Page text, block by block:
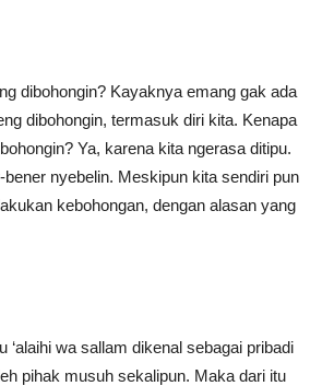
dibohongin? Kayaknya emang gak ada
dibohongin, termasuk diri kita. Kenapa
Ya, karena kita ngerasa ditipu.
bener nyebelin. Meskipun kita sendiri pun
kebohongan, dengan alasan yang
‘alaihi wa sallam dikenal sebagai pribadi
pihak musuh sekalipun. Maka dari itu